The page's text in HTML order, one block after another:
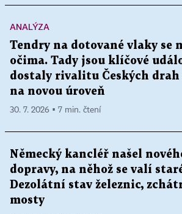
ANALÝZA
Tendry na dotované vlaky se
očima. Tady jsou klíčové
dostaly rivalitu Českých drah
na novou úroveň
30. 7. 2026 ▪ 7 min. čtení
Německý kancléř našel
dopravy, na něhož se valí
Dezolátní stav železnic,
mosty